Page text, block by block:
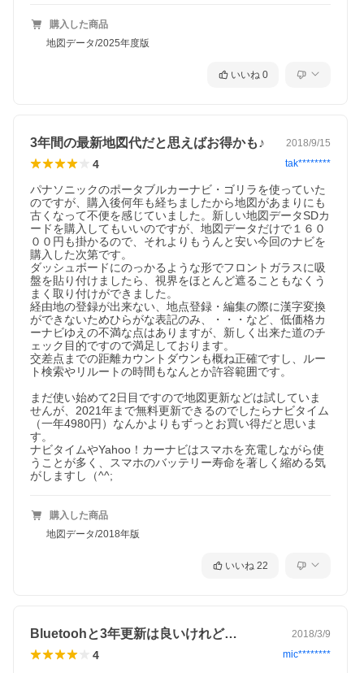
購入した商品
地図データ/2025年度版
いいね 0
3年間の最新地図代だと思えばお得かも♪ 2018/9/15
4 tak********
パナソニックのポータブルカーナビ・ゴリラを使っていた
のですが、購入後何年も経ちましたから地図があまりにも
古くなって不便を感じていました。新しい地図データSDカ
ードを購入してもいいのですが、地図データだけで１６０
００円も掛かるので、それよりもうんと安い今回のナビを
購入した次第です。
ダッシュボードにのっかるような形でフロントガラスに吸
盤を貼り付けましたら、視界をほとんど遮ることもなくう
まく取り付けができました。
経由地の登録が出来ない、地点登録・編集の際に漢字変換
ができないためひらがな表記のみ、・・・など、低価格カ
ーナビゆえの不満な点はありますが、新しく出来た道のチ
ェック目的ですので満足しております。
交差点までの距離カウントダウンも概ね正確ですし、ルー
ト検索やリルートの時間もなんとか許容範囲です。
まだ使い始めて2日目ですので地図更新などは試していま
せんが、2021年まで無料更新できるのでしたらナビタイム
（一年4980円）なんかよりもずっとお買い得だと思いま
す。
ナビタイムやYahoo！カーナビはスマホを充電しながら使
うことが多く、スマホのバッテリー寿命を著しく縮める気
がしますし（^^;
購入した商品
地図データ/2018年版
いいね 22
Bluetoohと3年更新は良いけれど… 2018/3/9
4 mic********